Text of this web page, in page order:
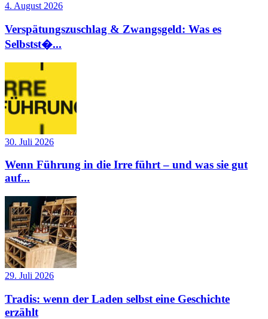
4. August 2026
Verspätungszuschlag & Zwangsgeld: Was es
Selbstst�...
30. Juli 2026
Wenn Führung in die Irre führt – und was sie gut
auf...
29. Juli 2026
Tradis: wenn der Laden selbst eine Geschichte
erzählt